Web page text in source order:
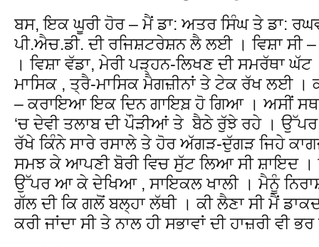
ਬਸ, ਇਕ ਘੂਰੀ ਹੋਰ – ਮੈਂ ਡਾ: ਅਤਰ ਸਿੰਘ ਤੇ ਡਾ:
ਪੀ.ਐਚ.ਡੀ. ਦੀ ਰਜਿਸ਼ਟਰੇਸ਼ਨ ਲੈ ਲਈ । ਵਿਸ਼ਾ ਸੀ –
। ਵਿਸ਼ਾ ਵੱਡਾ, ਮੇਰੀ ਪੜ੍ਹਨ-ਲਿਖਣ ਦੀ ਸਮਰੱਥਾ
ਮਾਸਿਕ , ਤ੍ਰੈ-ਮਾਸਿਕ ਮੈਗਜ਼ੀਨਾਂ ਤੇ ਟੇਕ ਰੱਖ ਲਈ ।
– ਕਰਾਇਆ ਇਕ ਦਿਨ ਗਾਇਬ਼ ਹੋ ਗਿਆ । ਅਸੀਂ
‘ਚ ਦੇਵੀ ਤਲਾਬ ਦੀ ਪੌੜੀਆਂ ਤੇ ਬੈਠੇ ਰੁੱਝੇ ਰਹੇ ।
ਰੱਖੇ ਕਿੰਨੇ ਸਾਰੇ ਰਸਾਲੇ ਤੇ ਹੋਰ ਅੱਗੜ-ਦੁੱਗੜ ਜਿਹੇ
ਸਮਝ ਕੇ ਆਪਣੀ ਬੋਰੀ ਵਿਚ ਸੁੱਟ ਲਿਆ ਸੀ ਸ਼ਾਇਦ
ਉੱਪਰ ਆ ਕੇ ਦੇਖਿਆ , ਸਾਇਕਲ ਖਾਲੀ । ਮੈਨੂੰ
ਗੱਲ ਦੀ ਕਿ ਗਲੋਂ ਬਲ੍ਹਾ ਲੱਥੀ । ਕੀ ਲੈਣਾ ਸੀ ਮੈਂ
ਕਰੀ ਜਾਂਦਾ ਸੀ ਤੇ ਨਾਲ ਹੀ ਸਭਾਵਾਂ ਦੀ ਹਾਜ਼ਰੀ ਵੀ